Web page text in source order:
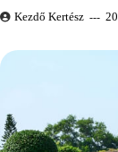
Kezdő Kertész